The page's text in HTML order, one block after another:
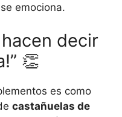
emociona.
decir
👏
es como
castañuelas de